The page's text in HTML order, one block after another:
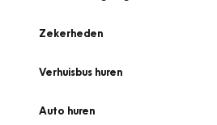
Zekerheden
Verhuisbus huren
Auto huren